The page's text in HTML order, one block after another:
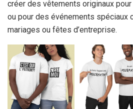
créer des vêtements originaux
ou pour des événements spéciaux
mariages ou fêtes d’entreprise.